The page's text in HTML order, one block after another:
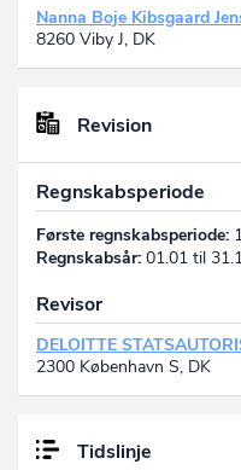
Nanna Boje Kibsgaard
8260 Viby J, DK
Revision
Regnskabsperiode
Første regnskabsperiode:
Regnskabsår: 01.01 til
Revisor
DELOITTE
2300 København S, DK
Tidslinje